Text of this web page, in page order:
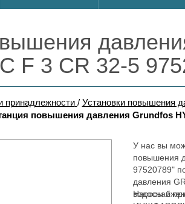
F 3 CR 32-5
принадлежности / Установки повышения
повышения давления Grundfos
У нас вы
повышения
97520789"
давления
Насосы и